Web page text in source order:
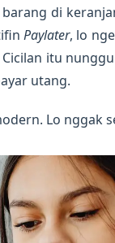
di
Paylater, lo
Cicilan itu
utang.
Lo nggak